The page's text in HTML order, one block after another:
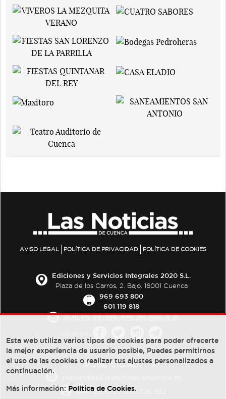
AVISO LEGAL POLÍTICA DE PRIVACIDAD POLÍTICA DE COOKIES
Ediciones y Servicios Integrales 2020 S.L.
Plaza de los Carros, 2. Bajo. 16001 Cuenca
969 693 800
601 119 818
PUBLICIDAD:
684 126 573/670 726 392
Esta web utiliza varios tipos de cookies para poder ofrecerte
la mejor experiencia de usuario posible, Puedes permitirnos
el uso de las cookies o realizar tus ajustes personalizados a
continuación.
Más información: Política de Cookies.